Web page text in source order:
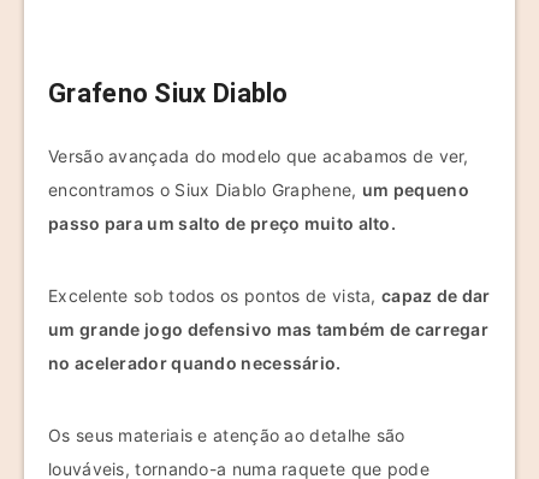
Grafeno Siux Diablo
Versão avançada do modelo que acabamos de ver,
encontramos o Siux Diablo Graphene, um pequeno
passo para um salto de preço muito alto.
Excelente sob todos os pontos de vista, capaz de dar
um grande jogo defensivo mas também de carregar
no acelerador quando necessário.
Os seus materiais e atenção ao detalhe são
louváveis, tornando-a numa raquete que pode